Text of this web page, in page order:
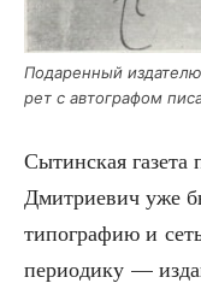
Пода­рен­ный
рет с авто­гра­фом
Сытин­ская газе­та
Дмит­ри­е­вич уже
типо­гра­фию и
пери­о­ди­ку —